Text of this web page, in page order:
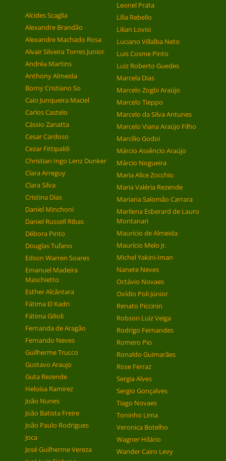
Alcides Scaglia
Alexandre Brandão
Alexandre Machado Rosa
Alvair Silveira Torres Junior
Andréa Martins
Anthony Almeida
Borny Cristiano So
Caio Junqueira Maciel
Carlos Castelo
Cássio Zanatta
Cesar Cardoso
Cezar Fittipaldi
Christian Ingo Lenz Dunker
Clara Arreguy
Clara Silva
Cristina Dias
Daniel Minchoni
Daniel Russell Ribas
Débora Pinto
Douglas Tufano
Edson Warren Soares
Emanuel Madeira
Maschietto
Esther Alcântara
Fátima El Kadri
Fátima Gilioli
Fernanda de Aragão
Fernando Neves
Guilherme Trucco
Gustavo Araujo
Guta Rezende
Heloísa Ramirez
João Nunes
João Batista Freire
João Paulo Rodrigues
Joca
José Guilherme Vereza
Leonel Prata
Lília Rebello
Lilian Lovisi
Luciano Villalba Neto
Luis Cosme Pinto
Luiz Roberto Guedes
Marcela Dias
Marcelo Zogbi Araújo
Marcelo Tieppo
Marcelo da Silva Antunes
Marcelo Viana Araújo Filho
Marcílio Godoi
Márcio Assêncio Araújo
Márcio Nogueira
Maria Alice Zocchio
Maria Valéria Rezende
Mariana Salomão Carrara
Marilena Esberard de Lauro
Montanari
Maurício de Almeida
Maurício Melo Jr.
Michel Yakini-Iman
Nanete Neves
Octávio Novaes
Ovídio Poli Júnior
Renato Piccinin
Robson Luiz Veiga
Rodrigo Fernandes
Romero Pio
Ronaldo Guimarães
Rose Ferraz
Sergia Alves
Sergio Gonçalves
Tiago Novaes
Toninho Lima
Veronica Botelho
Wagner Hilário
Wander Cairo Levy